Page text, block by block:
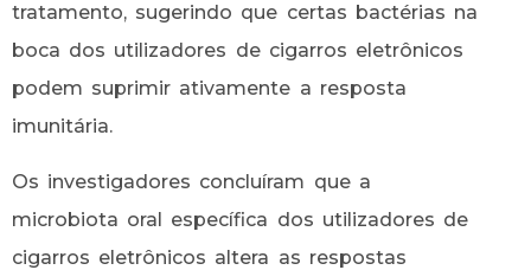
tratamento, sugerindo que certas bactérias na
boca dos utilizadores de cigarros eletrônicos
podem suprimir ativamente a resposta
imunitária.
Os investigadores concluíram que a
microbiota oral específica dos utilizadores de
cigarros eletrônicos altera as respostas